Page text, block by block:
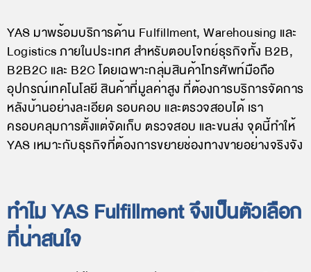
YAS มาพร้อมบริการด้าน Fulfillment, Warehousing และ
Logistics ภายในประเทศ สำหรับตอบโจทย์ธุรกิจทั้ง B2B,
B2B2C และ B2C โดยเฉพาะกลุ่มสินค้าโทรศัพท์มือถือ
อุปกรณ์เทคโนโลยี สินค้าที่มูลค่าสูง ที่ต้องการบริการจัดการ
หลังบ้านอย่างละเอียด รอบคอบ และตรวจสอบได้ เรา
ครอบคลุมการตั้งแต่จัดเก็บ ตรวจสอบ และขนส่ง จุดนี้ทำให้
YAS เหมาะกับธุรกิจที่ต้องการขยายช่องทางขายอย่างจริงจัง
ทำไม YAS Fulfillment จึงเป็นตัวเลือก
ที่น่าสนใจ